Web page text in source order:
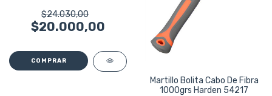
$24.030,00
$20.000,00
Martillo Bolita Cabo De Fibra
1000grs Harden 54217